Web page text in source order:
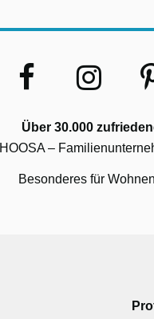
Über 30.000
HOOSA –
Besonderes für